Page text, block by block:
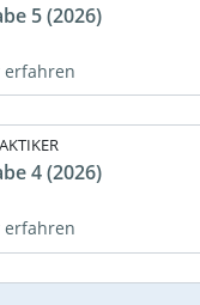
5 (2026)
erfahren
4 (2026)
erfahren